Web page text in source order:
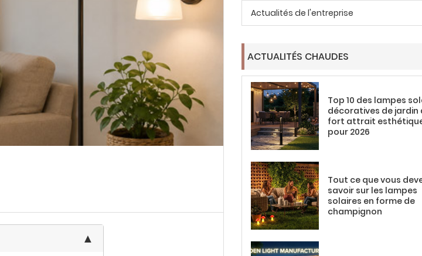
▲
Actualités de l'entreprise
ACTUALITÉS CHAUDES
Top 10 des lampes
décoratives de jardin
fort attrait
pour 2026
Tout ce que vous
savoir sur les lampes
solaires en forme de
champignon